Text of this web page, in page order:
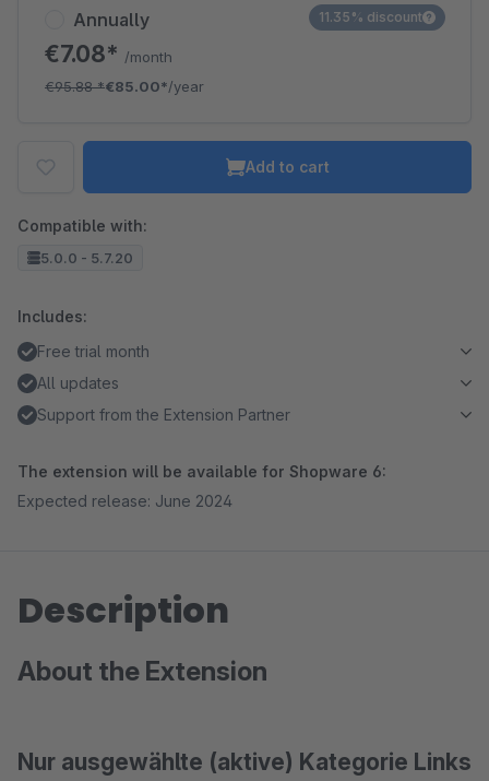
Annually
€7.08* /month
€95.88*€85.00*/year
11.35% discount
Add to cart
Compatible with:
5.0.0 - 5.7.20
Includes:
Free trial month
All updates
Support from the Extension Partner
The extension will be available for Shopware 6:
Expected release: June 2024
Description
About the Extension
Nur ausgewählte (aktive) Kategorie Links